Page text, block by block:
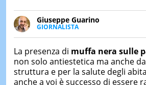
Giuseppe Guarino
GIORNALISTA
Ph(D) in Diritto Comparato e
integrazione e attivo nel
particolare sulla Storia
Latina e Spagna. Collabora con
è presidente dell'Associazione
La presenza di muffa nera sulle
non solo antiestetica ma anche
struttura e per la salute degli
anche a voi è successo di essere